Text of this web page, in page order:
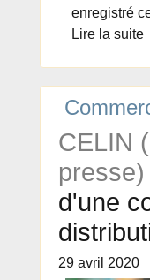
enregistré
Lire la suite
CELIN
presse)
d'une
29 avril 2020